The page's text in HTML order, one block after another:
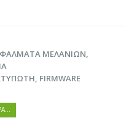
ΣΦΆΛΜΑΤΑ ΜΕΛΑΝΙΏΝ,
, FIRMWARE